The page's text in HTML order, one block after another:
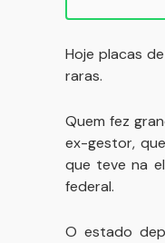
Hoje placas
raras.
Quem fez
ex-gestor,
que teve na
federal.
O estado